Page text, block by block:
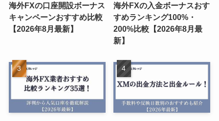
海外FXの口座開設ボーナス
キャンペーンおすすめ比較
【2026年8月最新】
海外FXの入金ボーナスおす
すめランキング100%・
200%比較【2026年8月最
新】